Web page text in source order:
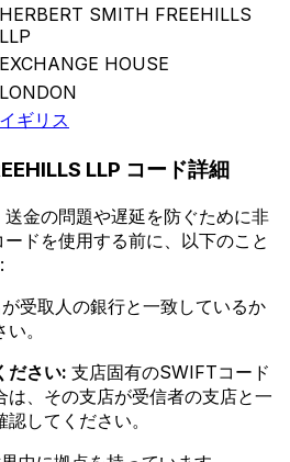
HERBERT SMITH FREEHILLS
LLP
EXCHANGE HOUSE
LONDON
イギリス
LLP コード詳細
金の問題や遅延を防ぐために非
ドを使用する前に、以下のこと
受取人の銀行と一致しているか
。
ださい: 支店固有のSWIFTコード
は、その支店が受信者の支店と一
してください。